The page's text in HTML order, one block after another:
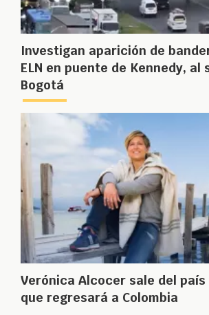
Investigan aparición de
ELN en puente de Kennedy, al
Bogotá
Verónica Alcocer sale del
que regresará a Colombia